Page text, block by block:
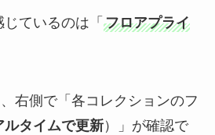
ているのは「 フロアプライ
右側で「各コレクションのフ
ルタイムで更新）」が確認で